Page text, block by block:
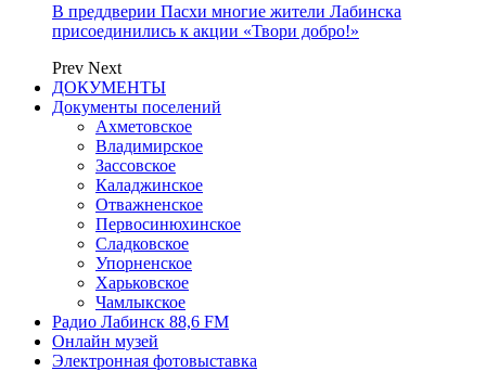
В преддверии Пасхи многие жители Лабинска
присоединились к акции «Твори добро!»
Prev Next
ДОКУМЕНТЫ
Документы поселений
Ахметовское
Владимирское
Зассовское
Каладжинское
Отважненское
Первосинюхинское
Сладковское
Упорненское
Харьковское
Чамлыкское
Радио Лабинск 88,6 FM
Онлайн музей
Электронная фотовыставка